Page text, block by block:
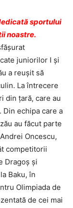
sportului
noastre.
juniorilor I şi
a reuşit să
La întrecere
din ţară, care au
echipa care a
au făcut parte
Oncescu,
competitorii
Dragoş şi
Baku, în
Olimpiada de
de cei mai